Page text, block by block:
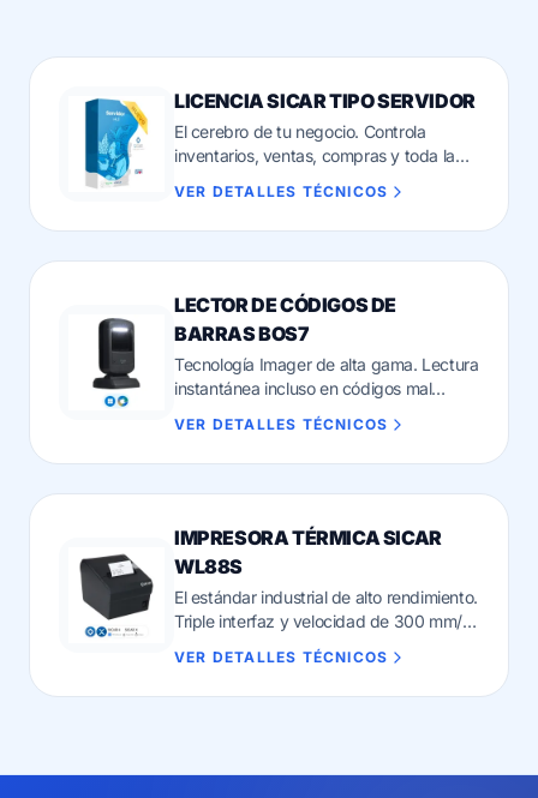
LICENCIA SICAR TIPO SERVIDOR
El cerebro de tu negocio. Controla
inventarios, ventas, compras y toda la
administración centralizada en un solo
lugar.
VER DETALLES TÉCNICOS
LECTOR DE CÓDIGOS DE
BARRAS BOS7
Tecnología Imager de alta gama. Lectura
instantánea incluso en códigos mal
VER DETALLES TÉCNICOS
IMPRESORA TÉRMICA SICAR
WL88S
El estándar industrial de alto rendimiento.
Triple interfaz y velocidad de 300 mm/s
para un cobro sin pausas.
VER DETALLES TÉCNICOS